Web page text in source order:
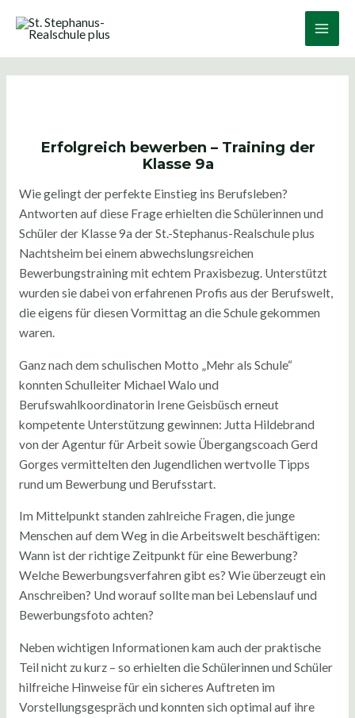
Inhalt
Main
Erfolgreich bewerben – Training der
Klasse 9a
Wie gelingt der perfekte Einstieg ins Berufsleben?
Antworten auf diese Frage erhielten die Schülerinnen und
Schüler der Klasse 9a der St.-Stephanus-Realschule plus
Nachtsheim bei einem abwechslungsreichen
Bewerbungstraining mit echtem Praxisbezug. Unterstützt
wurden sie dabei von erfahrenen Profis aus der Berufswelt,
die eigens für diesen Vormittag an die Schule gekommen
waren.
Ganz nach dem schulischen Motto „Mehr als Schule“
konnten Schulleiter Michael Walo und
Berufswahlkoordinatorin Irene Geisbüsch erneut
kompetente Unterstützung gewinnen: Jutta Hildebrand
von der Agentur für Arbeit sowie Übergangscoach Gerd
Gorges vermittelten den Jugendlichen wertvolle Tipps
rund um Bewerbung und Berufsstart.
Im Mittelpunkt standen zahlreiche Fragen, die junge
Menschen auf dem Weg in die Arbeitswelt beschäftigen:
Wann ist der richtige Zeitpunkt für eine Bewerbung?
Welche Bewerbungsverfahren gibt es? Wie überzeugt ein
Anschreiben? Und worauf sollte man bei Lebenslauf und
Bewerbungsfoto achten?
Neben wichtigen Informationen kam auch der praktische
Teil nicht zu kurz – so erhielten die Schülerinnen und Schüler
hilfreiche Hinweise für ein sicheres Auftreten im
Vorstellungsgespräch und konnten sich optimal auf ihre
navigation